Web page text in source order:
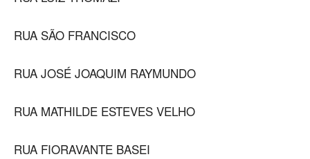
RUA SÃO FRANCISCO
RUA JOSÉ JOAQUIM RAYMUNDO
RUA MATHILDE ESTEVES VELHO
RUA FIORAVANTE BASEI